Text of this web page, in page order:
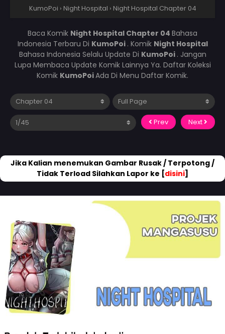
KumoPoi › Night Hospital › Night Hospital Chapter 04
Baca Komik Night Hospital Chapter 04 Bahasa
Indonesia Terbaru Di KumoPoi . Komik Night Hospital
Bahasa Indonesia Selalu Update Di KumoPoi . Jangan
Lupa Membaca Update Komik Lainnya Ya. Daftar Koleksi
Komik KumoPoiAda Di Menu Daftar Komik.
Prev Next
Jika Kalian menemukan Gambar Rusak / Terpotong /
Tidak Terload Silahkan Lapor ke [disini]